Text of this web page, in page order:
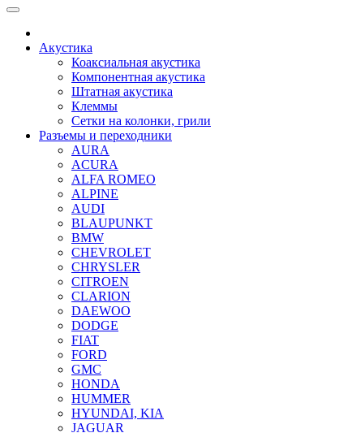
Акустика
Коаксиальная акустика
Компонентная акустика
Штатная акустика
Клеммы
Сетки на колонки, грили
Разъемы и переходники
AURA
ACURA
ALFA ROMEO
ALPINE
AUDI
BLAUPUNKT
BMW
CHEVROLET
CHRYSLER
CITROEN
CLARION
DAEWOO
DODGE
FIAT
FORD
GMC
HONDA
HUMMER
HYUNDAI, KIA
JAGUAR